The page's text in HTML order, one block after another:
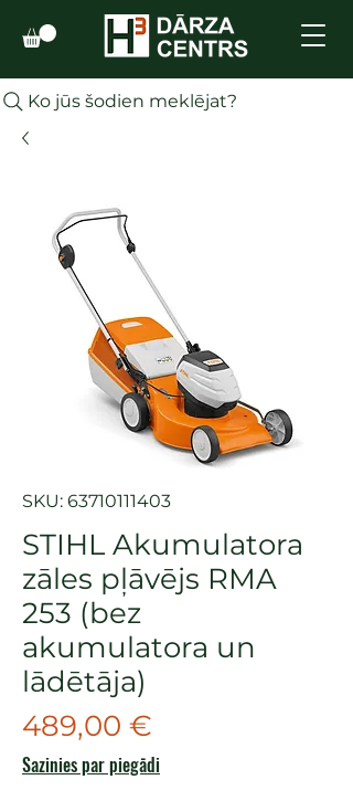
Ko jūs šodien meklējat?
SKU: 63710111403
STIHL Akumulatora
zāles pļāvējs RMA
253 (bez
akumulatora un
lādētāja)
489,00 €
Sazinies par piegādi